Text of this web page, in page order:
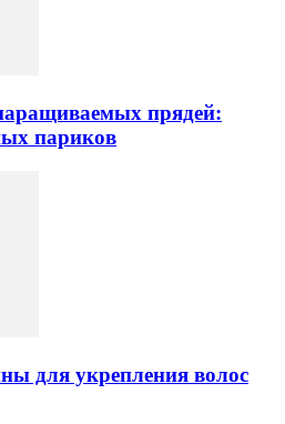
прядей:
париков
для укрепления волос